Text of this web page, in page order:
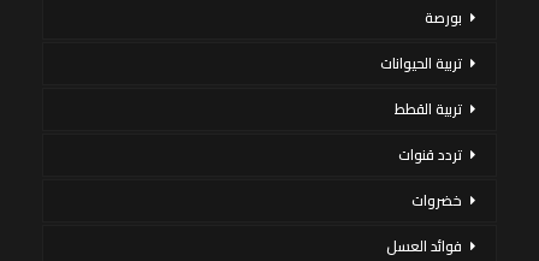
بورصة
تربية الحيوانات
تربية القطط
تردد قنوات
خضروات
فوائد العسل